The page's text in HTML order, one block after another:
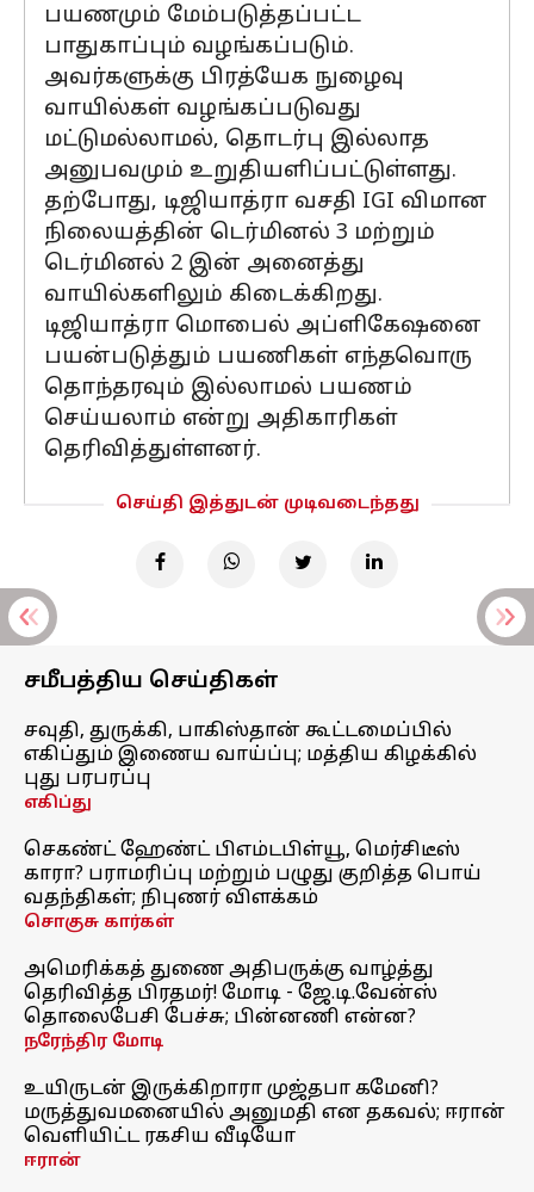
பயணமும் மேம்படுத்தப்பட்ட
பாதுகாப்பும் வழங்கப்படும்.
அவர்களுக்கு பிரத்யேக நுழைவு
வாயில்கள் வழங்கப்படுவது
மட்டுமல்லாமல், தொடர்பு இல்லாத
அனுபவமும் உறுதியளிப்பட்டுள்ளது.
தற்போது, ​​டிஜியாத்ரா வசதி IGI விமான
நிலையத்தின் டெர்மினல் 3 மற்றும்
டெர்மினல் 2 இன் அனைத்து
வாயில்களிலும் கிடைக்கிறது.
டிஜியாத்ரா மொபைல் அப்ளிகேஷனை
பயன்படுத்தும் பயணிகள் எந்தவொரு
தொந்தரவும் இல்லாமல் பயணம்
செய்யலாம் என்று அதிகாரிகள்
தெரிவித்துள்ளனர்.
செய்தி இத்துடன் முடிவடைந்தது
சமீபத்திய செய்திகள்
சவுதி, துருக்கி, பாகிஸ்தான் கூட்டமைப்பில்
எகிப்தும் இணைய வாய்ப்பு; மத்திய கிழக்கில்
புது பரபரப்பு
எகிப்து
செகண்ட் ஹேண்ட் பிஎம்டபிள்யூ, மெர்சிடீஸ்
காரா? பராமரிப்பு மற்றும் பழுது குறித்த பொய்
வதந்திகள்; நிபுணர் விளக்கம்
சொகுசு கார்கள்
அமெரிக்கத் துணை அதிபருக்கு வாழ்த்து
தெரிவித்த பிரதமர்! மோடி - ஜே.டி.வேன்ஸ்
தொலைபேசி பேச்சு; பின்னணி என்ன?
நரேந்திர மோடி
உயிருடன் இருக்கிறாரா முஜ்தபா கமேனி?
மருத்துவமனையில் அனுமதி என தகவல்; ஈரான்
வெளியிட்ட ரகசிய வீடியோ
ஈரான்